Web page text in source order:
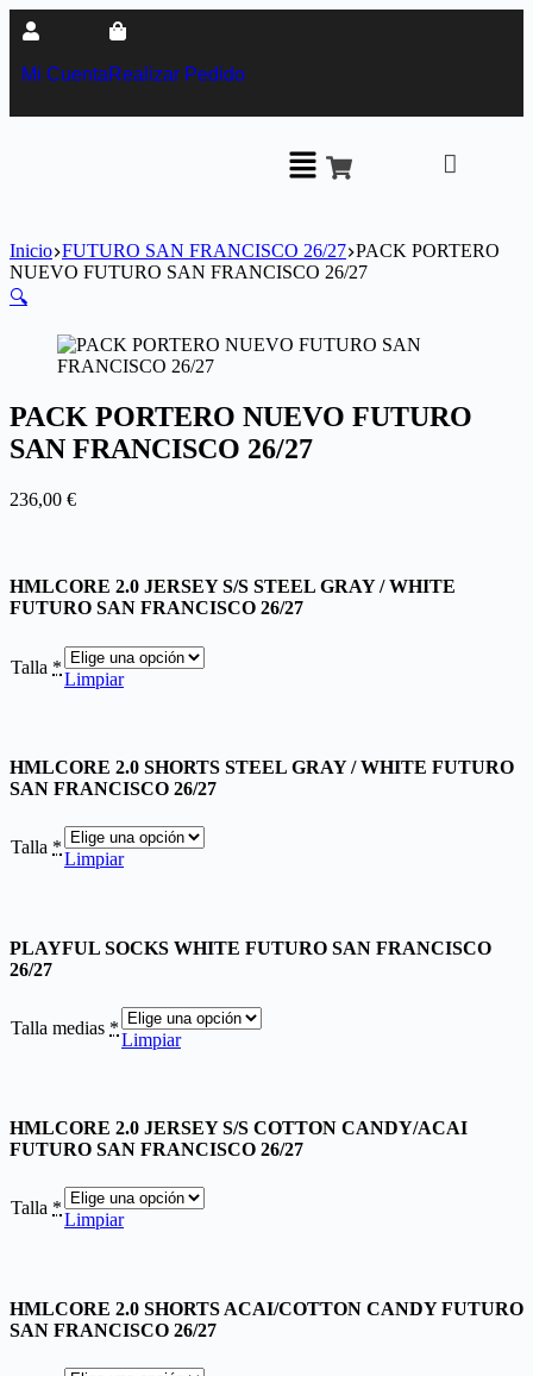
Mi CuentaRealizar Pedido
Inicio FUTURO SAN FRANCISCO 26/27 PACK PORTERO
NUEVO FUTURO SAN FRANCISCO 26/27
🔍
PACK PORTERO NUEVO FUTURO
SAN FRANCISCO 26/27
236,00 €
HMLCORE 2.0 JERSEY S/S STEEL GRAY / WHITE
FUTURO SAN FRANCISCO 26/27
Talla *
Limpiar
HMLCORE 2.0 SHORTS STEEL GRAY / WHITE FUTURO
SAN FRANCISCO 26/27
Talla *
Limpiar
PLAYFUL SOCKS WHITE FUTURO SAN FRANCISCO
26/27
Talla medias *
Limpiar
HMLCORE 2.0 JERSEY S/S COTTON CANDY/ACAI
FUTURO SAN FRANCISCO 26/27
Talla *
Limpiar
HMLCORE 2.0 SHORTS ACAI/COTTON CANDY FUTURO
SAN FRANCISCO 26/27